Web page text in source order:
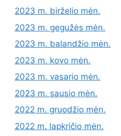
2023 m. birželio mėn.
2023 m. gegužės mėn.
2023 m. balandžio mėn.
2023 m. kovo mėn.
2023 m. vasario mėn.
2023 m. sausio mėn.
2022 m. gruodžio mėn.
2022 m. lapkričio mėn.